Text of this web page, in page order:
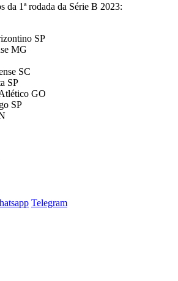
da 1ª rodada da Série B 2023:
SP
MG
SC
SP
GO
SP
Telegram